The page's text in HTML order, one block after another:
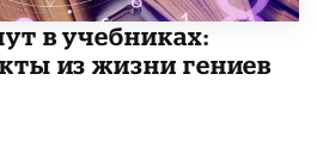
в учебниках:
из жизни гениев